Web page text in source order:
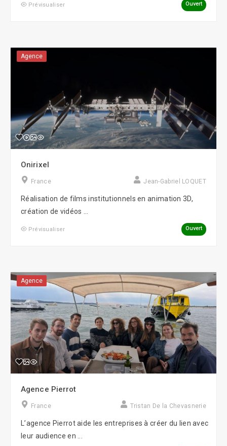
Prévisualiser Ouvert
Agence
Onirixel
France Jean-Gabriel LOQUET
Réalisation de films institutionnels en animation 3D,
création de vidéos ...
Prévisualiser Ouvert
Agence
Agence Pierrot
France Tristan De la Chevasnerie
L’agence Pierrot aide les entreprises à créer du lien avec
leur audience en ...